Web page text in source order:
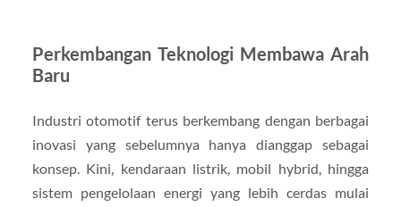
Perkembangan Teknologi Membawa Arah
Baru
Industri otomotif terus berkembang dengan berbagai
inovasi yang sebelumnya hanya dianggap sebagai
konsep. Kini, kendaraan listrik, mobil hybrid, hingga
sistem pengelolaan energi yang lebih cerdas mulai